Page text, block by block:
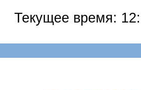
Текущее время: